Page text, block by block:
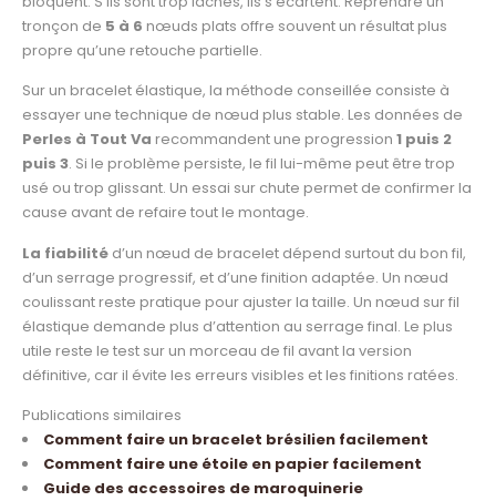
tronçon de 5 à 6 nœuds plats offre souvent un résultat plus
propre qu’une retouche partielle.
Sur un bracelet élastique, la méthode conseillée consiste à
essayer une technique de nœud plus stable. Les données de
Perles à Tout Va recommandent une progression 1 puis 2
puis 3. Si le problème persiste, le fil lui-même peut être trop
usé ou trop glissant. Un essai sur chute permet de confirmer la
cause avant de refaire tout le montage.
La fiabilité d’un nœud de bracelet dépend surtout du bon fil,
d’un serrage progressif, et d’une finition adaptée. Un nœud
coulissant reste pratique pour ajuster la taille. Un nœud sur fil
élastique demande plus d’attention au serrage final. Le plus
utile reste le test sur un morceau de fil avant la version
définitive, car il évite les erreurs visibles et les finitions ratées.
Publications similaires
Comment faire un bracelet brésilien facilement
Comment faire une étoile en papier facilement
Guide des accessoires de maroquinerie